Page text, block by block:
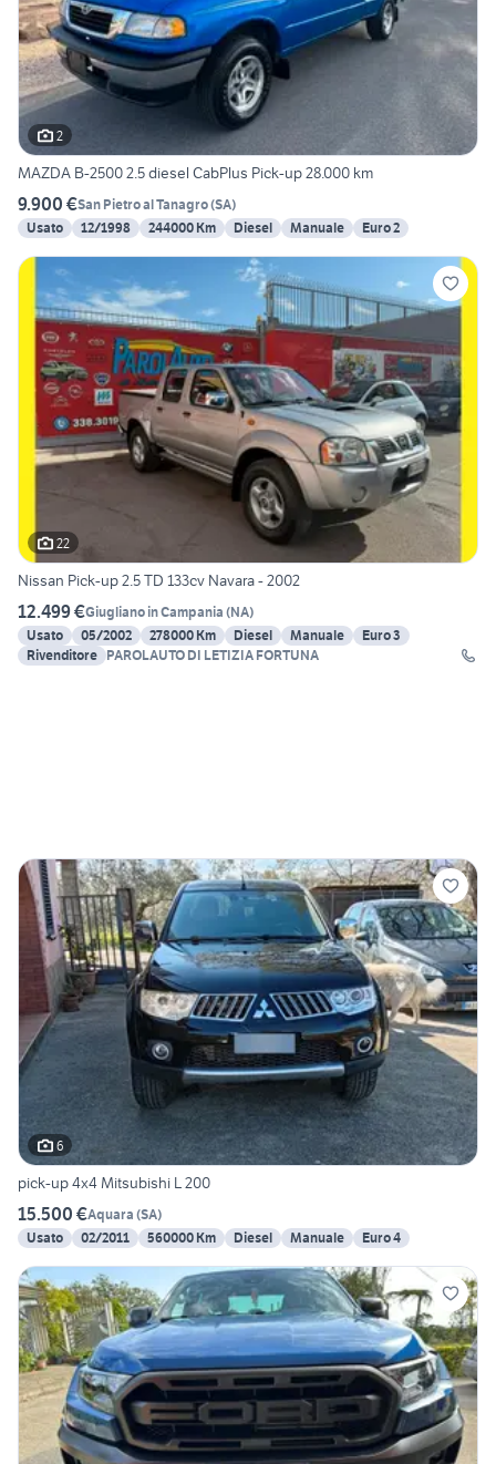
2
MAZDA B-2500 2.5 diesel CabPlus Pick-up 28.000 km
9.900 €San Pietro al Tanagro(SA)
Usato
12/1998 244000 Km Diesel Manuale Euro 2
22
Nissan Pick-up 2.5 TD 133cv Navara - 2002
12.499 €Giugliano in Campania (NA)
Usato
05/2002 278000 Km Diesel Manuale
Euro 3
Rivenditore PAROLAUTO DI LETIZIA FORTUNA
6
pick-up 4x4 Mitsubishi L 200
15.500 €Aquara (SA)
Usato
02/2011 560000 Km Diesel Manuale Euro 4